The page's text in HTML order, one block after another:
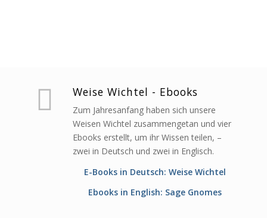
Weise Wichtel - Ebooks
Zum Jahresanfang haben sich unsere
Weisen Wichtel zusammengetan und vier
Ebooks erstellt, um ihr Wissen teilen, –
zwei in Deutsch und zwei in Englisch.
E-Books in Deutsch: Weise Wichtel
Ebooks in English: Sage Gnomes